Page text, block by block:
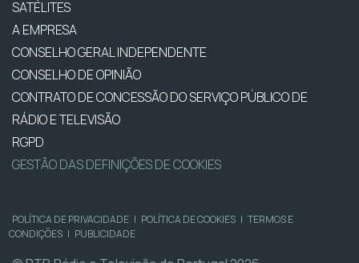
SATÉLITES
A EMPRESA
CONSELHO GERAL INDEPENDENTE
CONSELHO DE OPINIÃO
CONTRATO DE CONCESSÃO DO SERVIÇO PÚBLICO DE
RÁDIO E TELEVISÃO
RGPD
GESTÃO DAS DEFINIÇÕES DE COOKIES
POLÍTICA DE PRIVACIDADE | POLÍTICA DE COOKIES | TERMOS E
CONDIÇÕES | PUBLICIDADE